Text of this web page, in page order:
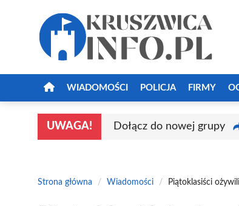
WIADOMOŚCI POLICJA FIRMY
UWAGA! Dołącz do nowej grupy
Strona główna / Wiadomości / Piątoklasiści